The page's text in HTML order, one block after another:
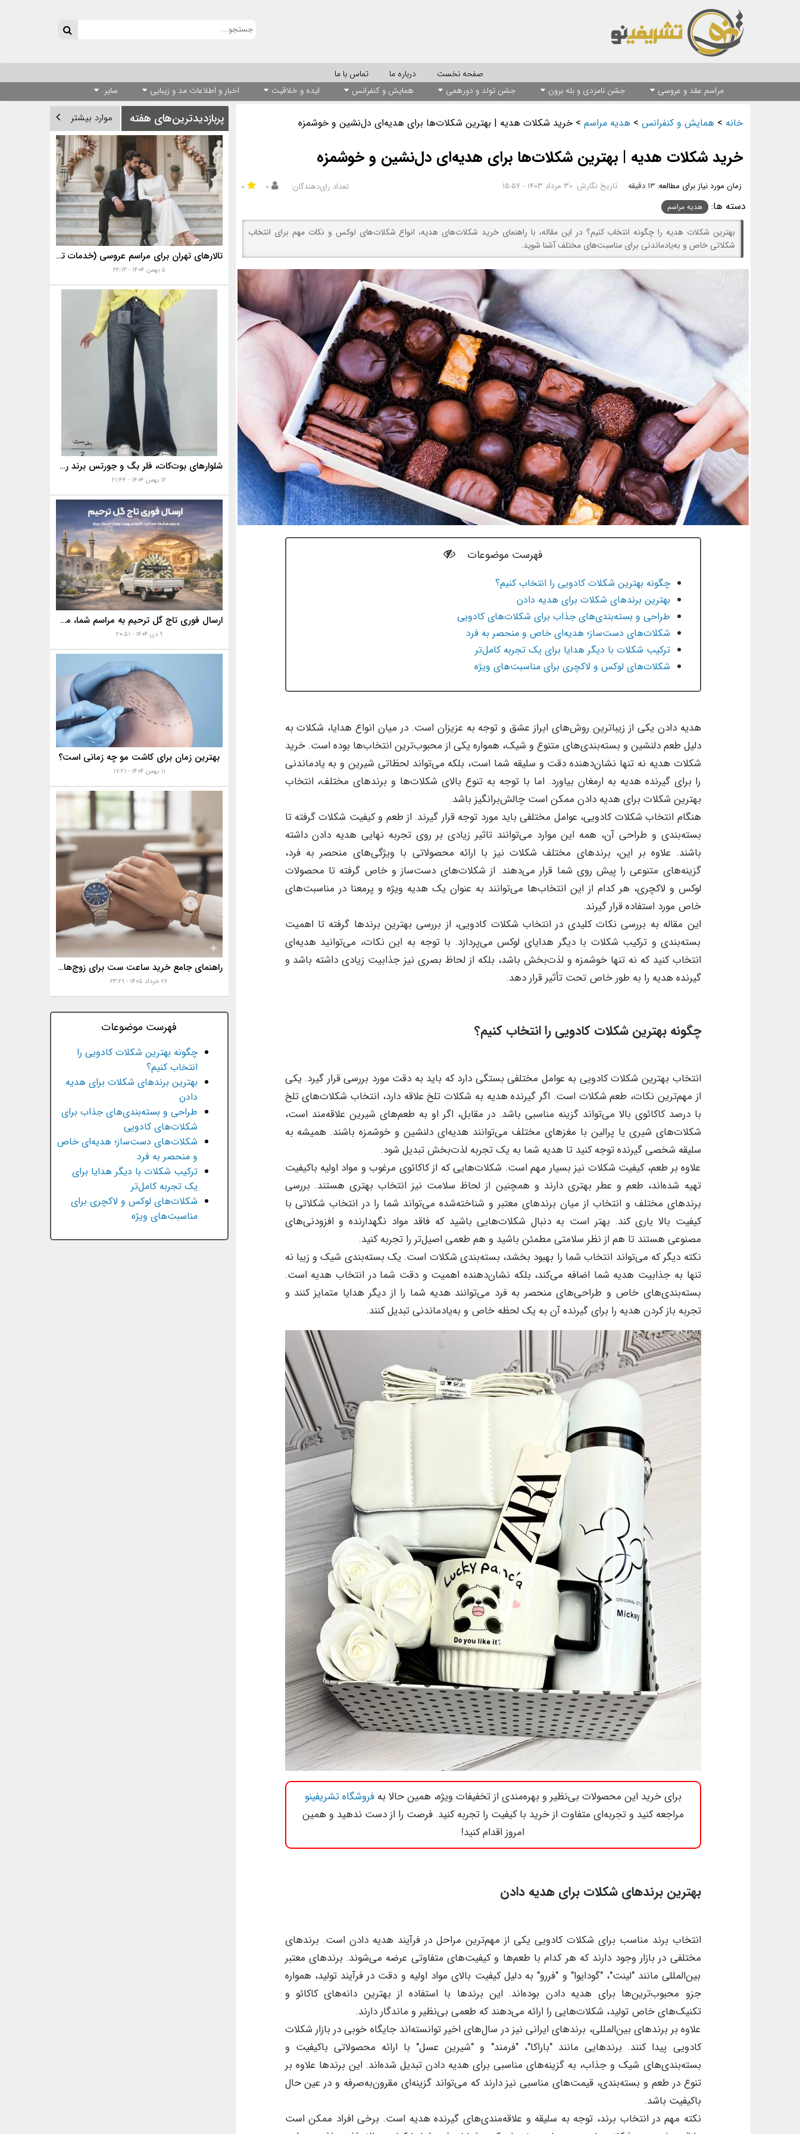
صفحه نخست درباره ما
تماس با ما
مراسم عقد و عروسی
جشن نامزدی و بله برون جشن تولد و دورهمی همایش و کنفرانس ایده و خلاقیت اخبار و اطلاعات مد و زیبایی سایر
خانه > همایش و کنفرانس > هدیه مراسم >خرید شکلات هدیه | بهترین شکلات‌ها برای هدیه‌ای دل‌نشین و خوشمزه
خرید شکلات هدیه | بهترین شکلات‌ها برای هدیه‌ای دل‌نشین و خوشمزه
زمان مورد نیاز برای مطالعه:۱۳ دقیقه تاریخ نگارش: ۳۰ مرداد ۱۴۰۳ - ۱۵:۵۷ تعداد رای‌دهندگان: ۰ ۰
دسته ها: هدیه مراسم
بهترین شکلات هدیه را چگونه انتخاب کنیم؟ در این مقاله، با راهنمای خرید شکلات‌های هدیه، انواع شکلات‌های لوکس و نکات مهم برای انتخاب
شکلاتی خاص و به‌یادماندنی برای مناسبت‌های مختلف آشنا شوید.
فهرست موضوعات
چگونه بهترین شکلات کادویی را انتخاب کنیم؟
بهترین برندهای شکلات برای هدیه دادن
طراحی و بسته‌بندی‌های جذاب برای شکلات‌های کادویی
شکلات‌های دست‌ساز؛ هدیه‌ای خاص و منحصر به فرد
ترکیب شکلات با دیگر هدایا برای یک تجربه کامل‌تر
شکلات‌های لوکس و لاکچری برای مناسبت‌های ویژه
هدیه دادن یکی از زیباترین روش‌های ابراز عشق و توجه به عزیزان است. در میان انواع هدایا، شکلات به
دلیل طعم دلنشین و بسته‌بندی‌های متنوع و شیک، همواره یکی از محبوب‌ترین انتخاب‌ها بوده است. خرید
شکلات هدیه نه تنها نشان‌دهنده دقت و سلیقه شما است، بلکه می‌تواند لحظاتی شیرین و به یادماندنی
را برای گیرنده هدیه به ارمغان بیاورد. اما با توجه به تنوع بالای شکلات‌ها و برندهای مختلف، انتخاب
بهترین شکلات برای هدیه دادن ممکن است چالش‌برانگیز باشد.
هنگام انتخاب شکلات کادویی، عوامل مختلفی باید مورد توجه قرار گیرند. از طعم و کیفیت شکلات گرفته تا
بسته‌بندی و طراحی آن، همه این موارد می‌توانند تاثیر زیادی بر روی تجربه نهایی هدیه دادن داشته
باشند. علاوه بر این، برندهای مختلف شکلات نیز با ارائه محصولاتی با ویژگی‌های منحصر به فرد،
گزینه‌های متنوعی را پیش روی شما قرار می‌دهند. از شکلات‌های دست‌ساز و خاص گرفته تا محصولات
لوکس و لاکچری، هر کدام از این انتخاب‌ها می‌توانند به عنوان یک هدیه ویژه و پرمعنا در مناسبت‌های
خاص مورد استفاده قرار گیرند.
این مقاله به بررسی نکات کلیدی در انتخاب شکلات کادویی، از بررسی بهترین برندها گرفته تا اهمیت
بسته‌بندی و ترکیب شکلات با دیگر هدایای لوکس می‌پردازد. با توجه به این نکات، می‌توانید هدیه‌ای
انتخاب کنید که نه تنها خوشمزه و لذت‌بخش باشد، بلکه از لحاظ بصری نیز جذابیت زیادی داشته باشد و
گیرنده هدیه را به طور خاص تحت تأثیر قرار دهد.
چگونه بهترین شکلات کادویی را انتخاب کنیم؟
انتخاب بهترین شکلات کادویی به عوامل مختلفی بستگی دارد که باید به دقت مورد بررسی قرار گیرد. یکی
از مهم‌ترین نکات، طعم شکلات است. اگر گیرنده هدیه به شکلات تلخ علاقه دارد، انتخاب شکلات‌های تلخ
با درصد کاکائوی بالا می‌تواند گزینه مناسبی باشد. در مقابل، اگر او به طعم‌های شیرین علاقه‌مند است،
شکلات‌های شیری یا پرالین با مغزهای مختلف می‌توانند هدیه‌ای دلنشین و خوشمزه باشند. همیشه به
سلیقه شخصی گیرنده توجه کنید تا هدیه شما به یک تجربه لذت‌بخش تبدیل شود.
علاوه بر طعم، کیفیت شکلات نیز بسیار مهم است. شکلات‌هایی که از کاکائوی مرغوب و مواد اولیه باکیفیت
تهیه شده‌اند، طعم و عطر بهتری دارند و همچنین از لحاظ سلامت نیز انتخاب بهتری هستند. بررسی
برندهای مختلف و انتخاب از میان برندهای معتبر و شناخته‌شده می‌تواند شما را در انتخاب شکلاتی با
کیفیت بالا یاری کند. بهتر است به دنبال شکلات‌هایی باشید که فاقد مواد نگهدارنده و افزودنی‌های
مصنوعی هستند تا هم از نظر سلامتی مطمئن باشید و هم طعمی اصیل‌تر را تجربه کنید.
نکته دیگر که می‌تواند انتخاب شما را بهبود بخشد، بسته‌بندی شکلات است. یک بسته‌بندی شیک و زیبا نه
تنها به جذابیت هدیه شما اضافه می‌کند، بلکه نشان‌دهنده اهمیت و دقت شما در انتخاب هدیه است.
بسته‌بندی‌های خاص و طراحی‌های منحصر به فرد می‌توانند هدیه شما را از دیگر هدایا متمایز کنند و
تجربه باز کردن هدیه را برای گیرنده آن به یک لحظه خاص و به‌یادماندنی تبدیل کنند.
برای خرید این محصولات بی‌نظیر و بهره‌مندی از تخفیفات ویژه، همین حالا بهفروشگاه تشریفینو
مراجعه کنید و تجربه‌ای متفاوت از خرید با کیفیت را تجربه کنید. فرصت را از دست ندهید و همین
امروز اقدام کنید!
بهترین برندهای شکلات برای هدیه دادن
انتخاب برند مناسب برای شکلات کادویی یکی از مهم‌ترین مراحل در فرآیند هدیه دادن است. برندهای
مختلفی در بازار وجود دارند که هر کدام با طعم‌ها و کیفیت‌های متفاوتی عرضه می‌شوند. برندهای معتبر
بین‌المللی مانند "لینت"، "گودایوا" و "فررو" به دلیل کیفیت بالای مواد اولیه و دقت در فرآیند تولید، همواره
جزو محبوب‌ترین‌ها برای هدیه دادن بوده‌اند. این برندها با استفاده از بهترین دانه‌های کاکائو و
تکنیک‌های خاص تولید، شکلات‌هایی را ارائه می‌دهند که طعمی بی‌نظیر و ماندگار دارند.
علاوه بر برندهای بین‌المللی، برندهای ایرانی نیز در سال‌های اخیر توانسته‌اند جایگاه خوبی در بازار شکلات
کادویی پیدا کنند. برندهایی مانند "باراکا"، "فرمند" و "شیرین عسل" با ارائه محصولاتی باکیفیت و
بسته‌بندی‌های شیک و جذاب، به گزینه‌های مناسبی برای هدیه دادن تبدیل شده‌اند. این برندها علاوه بر
تنوع در طعم و بسته‌بندی، قیمت‌های مناسبی نیز دارند که می‌تواند گزینه‌ای مقرون‌به‌صرفه و در عین حال
باکیفیت باشد.
نکته مهم در انتخاب برند، توجه به سلیقه و علاقه‌مندی‌های گیرنده هدیه است. برخی افراد ممکن است
پربازدیدترین‌های هفته موارد بیشتر
تالارهای تهران برای مراسم عروسی (خدمات تالارهای برتر)
۵ بهمن ۱۴۰۴ - ۲۲:۱۳
شلوارهای بوت‌کات، فلر بگ و جورتس برند رخت
۱۲ بهمن ۱۴۰۴ - ۲۱:۴۴
ارسال فوری تاج گل ترحیم به مراسم شما، مساجد، تالارها و بهشت زهرا با خدمات ویژه
۹ دی ۱۴۰۴ - ۲۰:۵۱
بهترین زمان برای کاشت مو چه زمانی است؟
۱۱ بهمن ۱۴۰۴ - ۱۷:۲۱
راهنمای جامع خرید ساعت ست برای زوج‌های موفق
۲۶ خرداد ۱۴۰۵ - ۲۳:۲۹
فهرست موضوعات
چگونه بهترین شکلات کادویی را
انتخاب کنیم؟
بهترین برندهای شکلات برای هدیه
دادن
طراحی و بسته‌بندی‌های جذاب برای
شکلات‌های کادویی
شکلات‌های دست‌ساز؛ هدیه‌ای خاص
و منحصر به فرد
ترکیب شکلات با دیگر هدایا برای
یک تجربه کامل‌تر
شکلات‌های لوکس و لاکچری برای
مناسبت‌های ویژه